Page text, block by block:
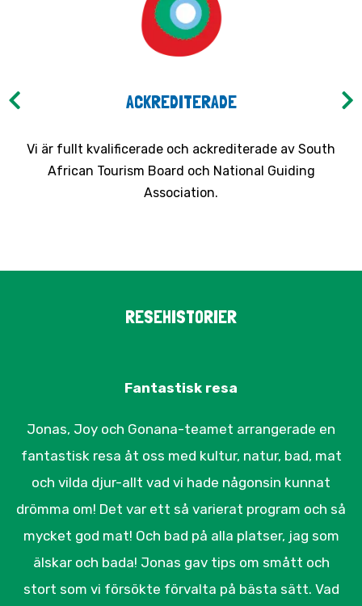
ACKREDITERADE
Vi är fullt kvalificerade och ackrediterade av South
African Tourism Board och National Guiding
Association.
RESEHISTORIER
Fantastisk resa
Jonas, Joy och Gonana-teamet arrangerade en
fantastisk resa åt oss med kultur, natur, bad, mat
och vilda djur-allt vad vi hade någonsin kunnat
drömma om! Det var ett så varierat program och så
mycket god mat! Och bad på alla platser, jag som
älskar och bada! Jonas gav tips om smått och
stort som vi försökte förvalta på bästa sätt. Vad